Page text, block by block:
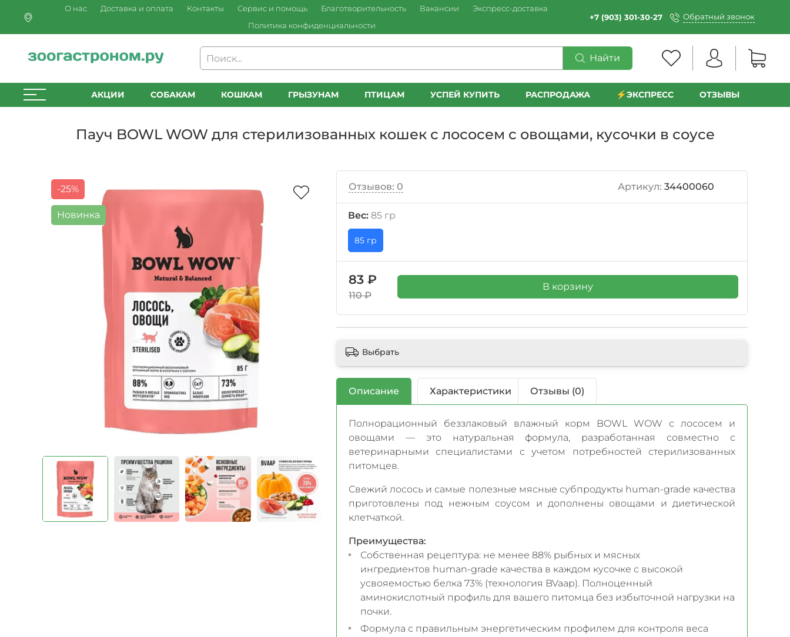
О нас Доставка и оплата Контакты Сервис и помощь Благотворительность Вакансии
Экспресс-доставка
Политика конфиденциальности
+7 (903) 301-30-27 Обратный звонок
Найти
АКЦИИ СОБАКАМ КОШКАМ ГРЫЗУНАМ ПТИЦАМ УСПЕЙ КУПИТЬ РАСПРОДАЖА ⚡️ЭКСПРЕСС ОТЗЫВЫ
Пауч BOWL WOW для стерилизованных кошек с лососем с овощами, кусочки в соусе
-25%
Новинка
Отзывов: 0 Артикул: 34400060
Вес: 85 гр
85 гр
83 ₽
110 ₽
В корзину
Выбрать
Описание Характеристики Отзывы (0)
Полнорационный беззлаковый влажный корм BOWL WOW с лососем и
овощами — это натуральная формула, разработанная совместно с
ветеринарными специалистами с учетом потребностей стерилизованных
питомцев.
Свежий лосось и самые полезные мясные субпродукты human-grade качества
приготовлены под нежным соусом и дополнены овощами и диетической
клетчаткой.
Преимущества:
Собственная рецептура: не менее 88% рыбных и мясных
ингредиентов human-grade качества в каждом кусочке с высокой
усвояемостью белка 73% (технология BVaap). Полноценный
аминокислотный профиль для вашего питомца без избыточной нагрузки на
почки.
Формула с правильным энергетическим профилем для контроля веса